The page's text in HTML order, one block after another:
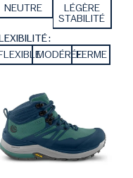
NEUTRE
LÉGÈRE
STABILITÉ
:
MODÉRÉEFERME